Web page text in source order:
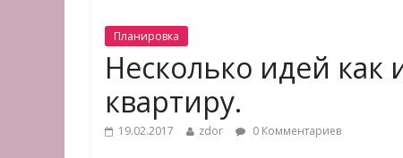
Планировка
Несколько идей
квартиру.
19.02.2017 zdor 0 Комментариев